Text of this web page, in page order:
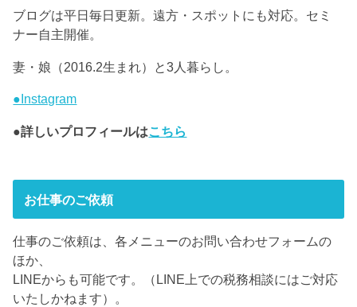
ブログは平日毎日更新。遠方・スポットにも対応。セミ
ナー自主開催。
妻・娘（2016.2生まれ）と3人暮らし。
●Instagram
●詳しいプロフィールはこちら
お仕事のご依頼
仕事のご依頼は、各メニューのお問い合わせフォームの
ほか、
LINEからも可能です。（LINE上での税務相談にはご対応
いたしかねます）。